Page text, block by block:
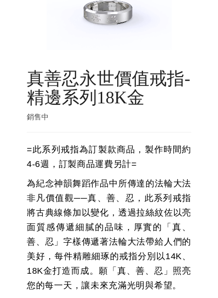
真善忍永世價值戒指-
精邊系列18K金
銷售中
=此系列戒指為訂製款商品，製作時間約
4-6週，訂製商品運費另計=
為紀念神韻舞蹈作品中所傳達的法輪大法
非凡價值觀──真、善、忍，此系列戒指
將古典線條加以變化，透過拉絲紋佐以亮
面質感傳遞細膩的品味，厚實的「真、
善、忍」字樣傳遞著法輪大法帶給人們的
美好，每件精雕細琢的戒指分別以14K、
18K金打造而成。願「真、善、忍」照亮
您的每一天，讓未來充滿光明與希望。